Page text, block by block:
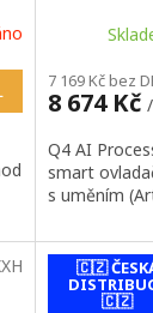
R
M
A
SLUŽBY
7 169 Kč bez
8 674 Kč
Q4 AI
smart
s uměním
🇨🇿
🇨🇿